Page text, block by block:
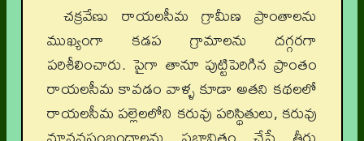
చక్రవేణు రాయలసీమ గ్రామీణ ప్రాంతాలను
ముఖ్యంగా కడప గ్రామాలను దగ్గరగా
పరిశీలించారు. పైగా తానూ పుట్టిపెరిగిన ప్రాంతం
రాయలసీమ కావడం వాళ్ళ కూడా అతని కథలలో
రాయలసీమ పల్లెలలోని కరువు పరిస్థితులు, కరువు